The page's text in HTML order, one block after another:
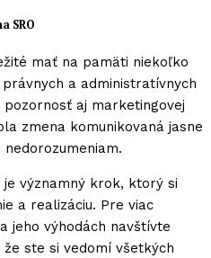
SRO
mať na pamäti niekoľko
a administratívnych
aj marketingovej
zmena komunikovaná jasne
je významný krok, ktorý si
a realizáciu. Pre viac
jeho výhodách navštívte
že ste si vedomí všetkých